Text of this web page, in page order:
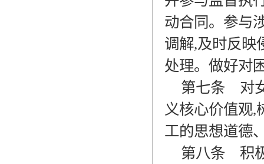
动合同。参与
调解,及时反映
处理。做好对
第七条 对
义核心价值观,
工的思想道德
第八条 积